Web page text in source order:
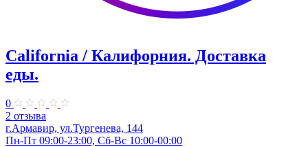
California / Калифорния. Доставка
еды.
0
2 отзыва
г.Армавир, ул.Тургенева, 144
Пн-Пт 09:00-23:00, Сб-Вс 10:00-00:00